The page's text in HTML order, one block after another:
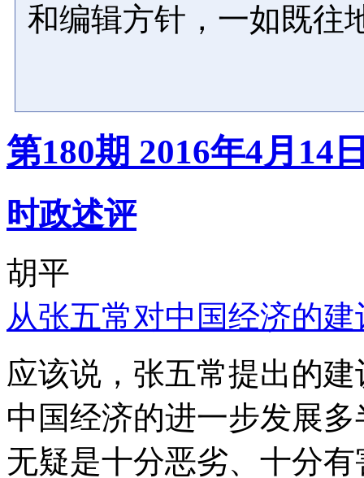
和编辑方针，一如既往
第180期 2016年4月14
时政述评
胡平
从张五常对中国经济的
应该说，张五常提出的
中国经济的进一步发展
无疑是十分恶劣、十分